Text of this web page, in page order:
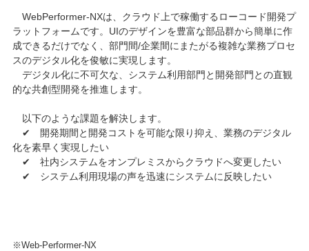
WebPerformer-NXは、クラウド上で稼働するローコード開発プ
ラットフォームです。UIのデザインを豊富な部品群から簡単に作
成できるだけでなく、部門間/企業間にまたがる複雑な業務プロセ
スのデジタル化を俊敏に実現します。
デジタル化に不可欠な、システム利用部門と開発部門との直観
的な共創型開発を推進します。
以下のような課題を解決します。
✔ 開発期間と開発コストを可能な限り抑え、業務のデジタル
化を素早く実現したい
✔ 社内システムをオンプレミスからクラウドへ変更したい
✔ システム利用現場の声を迅速にシステムに反映したい
※Web-Performer-NX